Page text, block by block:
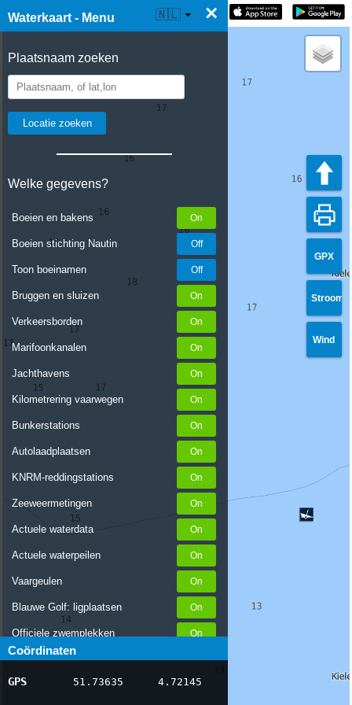
Waterkaart - Menu ×
Plaatsnaam zoeken
Welke gegevens?
Boeien en bakens
Boeien stichting Nautin
Toon boeinamen
Bruggen en sluizen
Verkeersborden
Marifoonkanalen
Jachthavens
Kilometrering vaarwegen
Bunkerstations
Autolaadplaatsen
KNRM-reddingstations
Zeeweermetingen
Actuele waterdata
Actuele waterpeilen
Vaargeulen
Blauwe Golf: ligplaatsen
Officiele zwemplekken
Stremmingen/hinder
AIS scheepsposities
Coördinaten
GPS 51.73635 4.72145
☰ Waterkaart Live 🇳🇱
GPX
Stroom
Wind